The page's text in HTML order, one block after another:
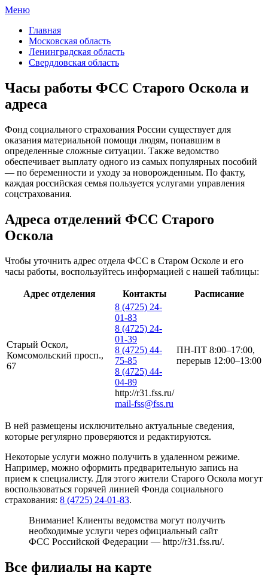
Меню
Главная
Московская область
Ленинградская область
Свердловская область
Часы работы ФСС Старого Оскола и
адреса
Фонд социального страхования России существует для
оказания материальной помощи людям, попавшим в
определенные сложные ситуации. Также ведомство
обеспечивает выплату одного из самых популярных пособий
— по беременности и уходу за новорожденным. По факту,
каждая российская семья пользуется услугами управления
соцстрахования.
Адреса отделений ФСС Старого
Оскола
Чтобы уточнить адрес отдела ФСС в Старом Осколе и его
часы работы, воспользуйтесь информацией с нашей таблицы:
Адрес отделения Контакты Расписание
Старый Оскол,
Комсомольский просп.,
67
8 (4725) 24-
01-83
8 (4725) 24-
01-39
8 (4725) 44-
75-85
8 (4725) 44-
04-89
http://r31.fss.ru/
mail-fss@fss.ru
ПН-ПТ 8:00–17:00,
перерыв 12:00–13:00
В ней размещены исключительно актуальные сведения,
которые регулярно проверяются и редактируются.
Некоторые услуги можно получить в удаленном режиме.
Например, можно оформить предварительную запись на
прием к специалисту. Для этого жители Старого Оскола могут
воспользоваться горячей линией Фонда социального
страхования: 8 (4725) 24-01-83.
Внимание! Клиенты ведомства могут получить
необходимые услуги через официальный сайт
ФСС Российской Федерации — http://r31.fss.ru/.
Все филиалы на карте